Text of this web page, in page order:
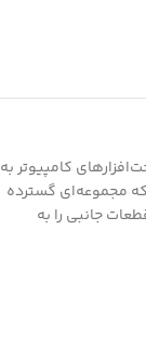
کامپیوتر به
مجموعه‌ای گسترده
جانبی را به